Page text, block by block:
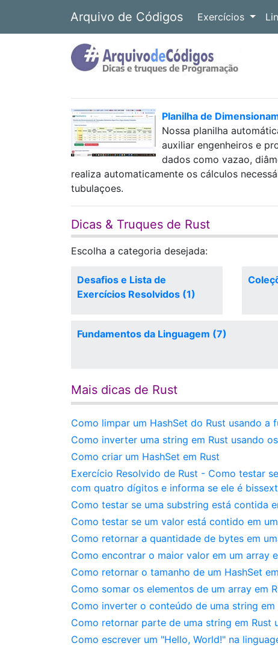
Arquivo de Códigos Exercícios
Planilha de
Nossa planilha
auxiliar engenheiros e
dados como vazao,
realiza automaticamente os cálculos
tubulaçoes.
Dicas & Truques de Rust
Escolha a categoria desejada:
Desafios e Lista de
Exercícios Resolvidos (1)
Fundamentos da Linguagem (7)
Mais dicas de Rust
Como limpar um HashSet do Rust usando a
Como inverter uma string em Rust usando
Como criar um HashSet em Rust
Exercício Resolvido de Rust - Como testar
com quatro dígitos e informa se ele é
Como testar se uma substring está contida
Como testar se um valor está contido em
Como retornar a quantidade de bytes em
Como encontrar o maior valor em um array
Como retornar o tamanho de um HashSet
Como somar os elementos de um array em
Como inverter o conteúdo de uma string
Como retornar parte de uma string em
Como escrever um "Hello, World!" na